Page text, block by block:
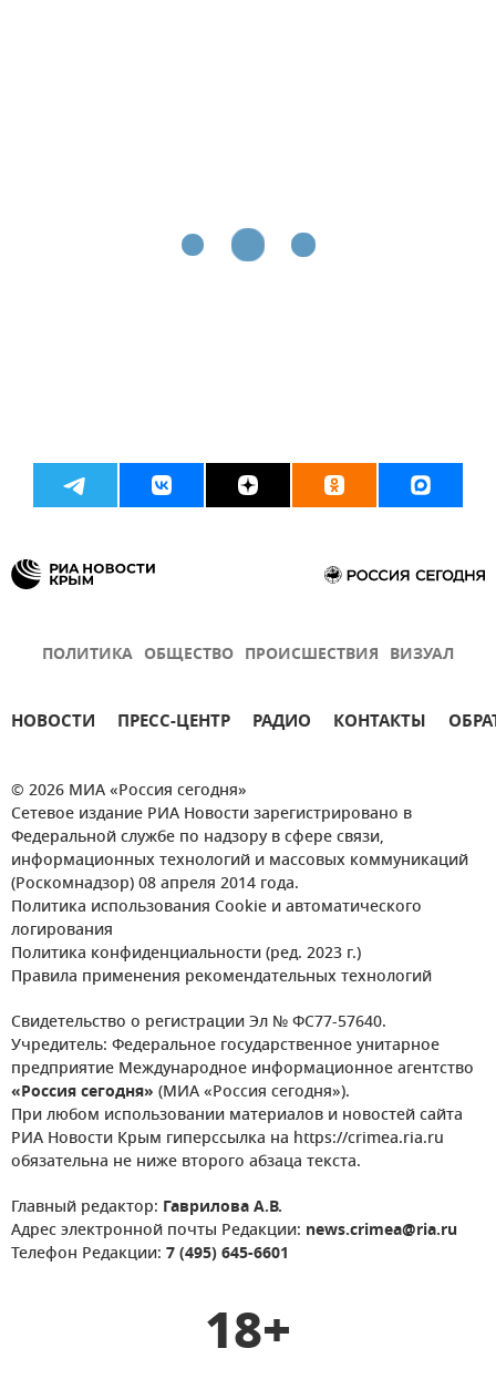
ПОЛИТИКА ОБЩЕСТВО ПРОИСШЕСТВИЯ ВИЗУАЛ
НОВОСТИ ПРЕСС-ЦЕНТР РАДИО КОНТАКТЫ
© 2026 МИА «Россия сегодня»
Сетевое издание РИА Новости зарегистрировано в
Федеральной службе по надзору в сфере связи,
информационных технологий и массовых коммуникаций
(Роскомнадзор) 08 апреля 2014 года.
Политика использования Cookie и автоматического
логирования
Политика конфиденциальности (ред. 2023 г.)
Правила применения рекомендательных технологий
Свидетельство о регистрации Эл № ФС77-57640.
Учредитель: Федеральное государственное унитарное
предприятие Международное информационное агентство
«Россия сегодня» (МИА «Россия сегодня»).
При любом использовании материалов и новостей сайта
РИА Новости Крым гиперссылка на https://crimea.ria.ru
обязательна не ниже второго абзаца текста.
Главный редактор: Гаврилова А.В.
Адрес электронной почты Редакции: news.crimea@ria.ru
Телефон Редакции: 7 (495) 645-6601
18+